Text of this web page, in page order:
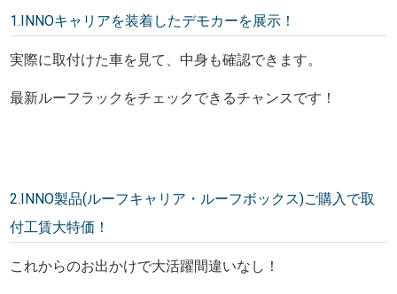
1.INNOキャリアを装着したデモカーを展示！
実際に取付けた車を見て、中身も確認できます。
最新ルーフラックをチェックできるチャンスです！
2.INNO製品(ルーフキャリア・ルーフボックス)ご購入で取
付工賃大特価！
これからのお出かけで大活躍間違いなし！